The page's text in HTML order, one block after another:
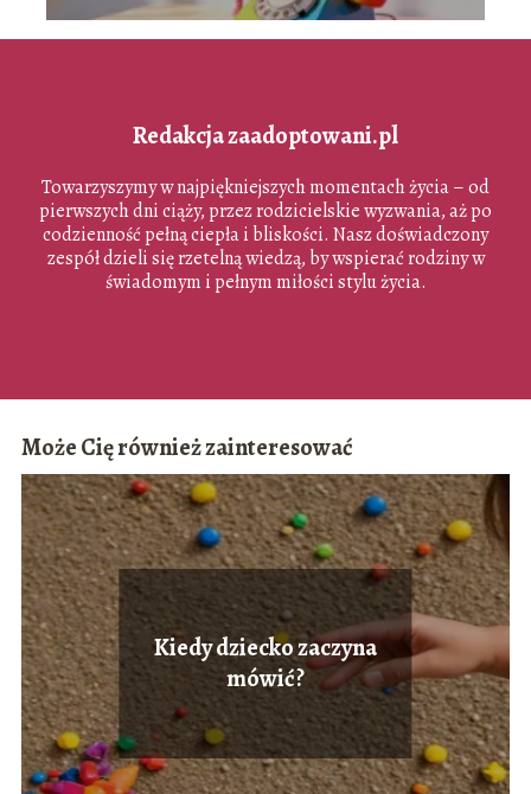
Redakcja zaadoptowani.pl
Towarzyszymy w najpiękniejszych momentach życia – od
pierwszych dni ciąży, przez rodzicielskie wyzwania, aż po
codzienność pełną ciepła i bliskości. Nasz doświadczony
zespół dzieli się rzetelną wiedzą, by wspierać rodziny w
świadomym i pełnym miłości stylu życia.
Może Cię również zainteresować
Kiedy dziecko zaczyna
mówić?